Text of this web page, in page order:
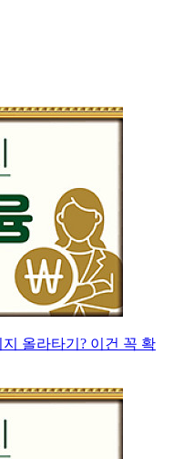
올라타기? 이건 꼭 확